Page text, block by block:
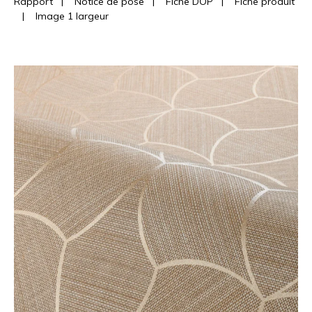
| Image 1 largeur